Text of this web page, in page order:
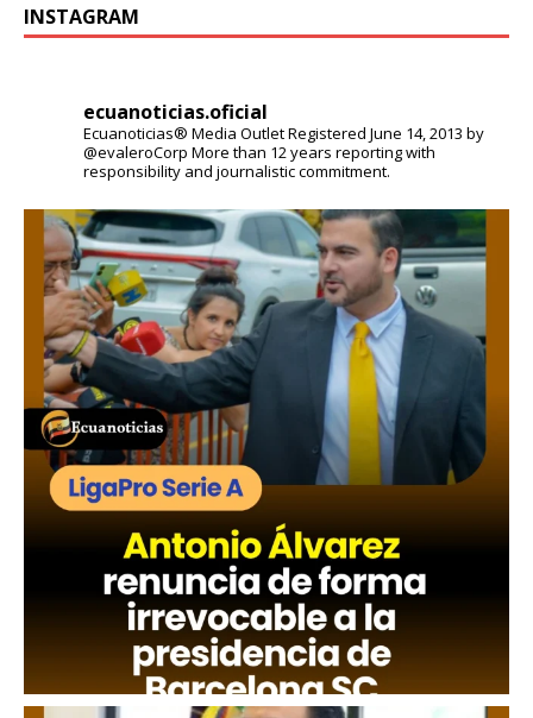
INSTAGRAM
ecuanoticias.oficial
Ecuanoticias® Media OutletRegistered June 14, 2013 by
@evaleroCorp More than 12 years reporting with
responsibility and journalistic commitment.